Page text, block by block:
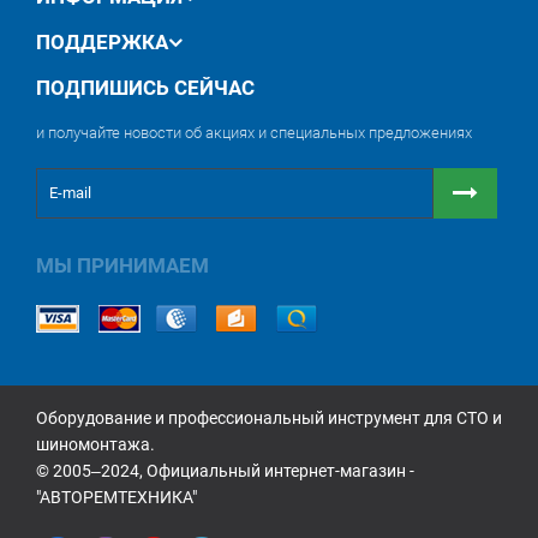
электромеханическими аналогами.
подобрать оптимальную конфигурацию дл€
конкретного автомобиля при минимальных затратах
времени. Двойная надежность механизма
Грузоподъемность, 4 тонны
Высота подъема, 1930 мм
Габаритная высота,3682 мм
Ширина габаритная, 3458 мм
ПОДДЕРЖКА
ПОДПИШИСЬ СЕЙЧАС
и получайте новости об акциях и специальных предложениях
МЫ ПРИНИМАЕМ
Оборудование и профессиональный инструмент для СТО и
шиномонтажа.
© 2005‒2024, Официальный интернет-магазин -
"АВТОРЕМТЕХНИКА"